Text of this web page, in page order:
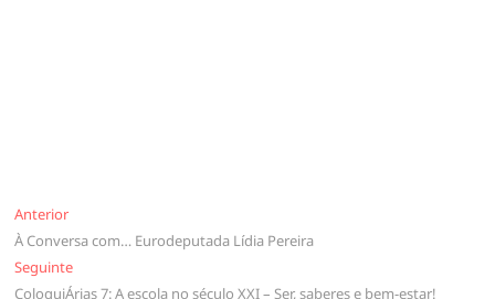
Navegação
de
artigos
AnteriorAnterior
À Conversa com… Eurodeputada Lídia Pereira
SeguinteSeguinte
ColoquiÁrias 7: A escola no século XXI – Ser, saberes e bem-estar!